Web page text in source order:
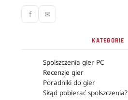
f ✉
KATEGORIE
Spolszczenia gier PC
Recenzje gier
Poradniki do gier
Skąd pobierać spolszczenia?